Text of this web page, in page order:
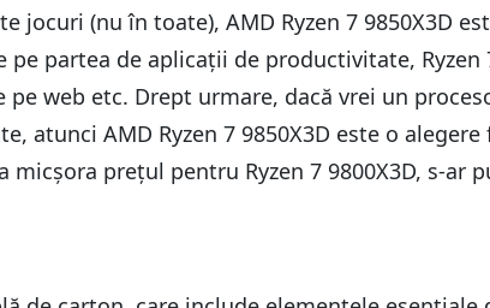
jocuri (nu în toate), AMD Ryzen 7 9850X3D
partea de aplicații de productivitate,
web etc. Drept urmare, dacă vrei un
atunci AMD Ryzen 7 9850X3D este o
prețul pentru Ryzen 7 9800X3D, s-ar